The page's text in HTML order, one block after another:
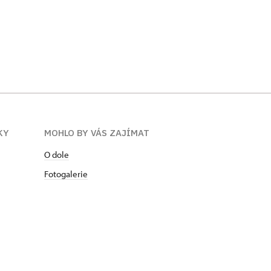
MOHLO BY VÁS ZAJÍMAT
O dole
Fotogalerie